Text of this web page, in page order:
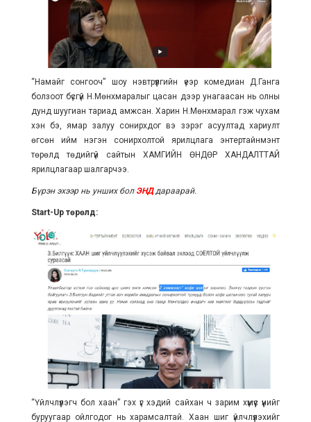
“Намайг сонгооч” шоу нэвтрүүлгийн үеэр комедиан Д.Ганга
болзоот бүсгүй Н.Мөнхмаралыг цасан дээр унагаасан нь олны
дунд шуугиан тариад амжсан. Харин Н.Мөнхмарал гэж чухам
хэн бэ, ямар залуу сонирхдог вэ зэрэг асуултад хариулт
өгсөн ийм нэгэн сонирхолтой ярилцлага энтертайнмэнт
төрөлд төдийгүй сайтын ХАМГИЙН ӨНДӨР ХАНДАЛТТАЙ
ярилцлагаар шалгарчээ.
Бүрэн эхээр нь унших бол ЭНДдараарай.
Start-Up төрөлд:
“Үйлчлүүлэгч бол хаан” гэх үг хэдий сайхан ч зарим хүмүүс үүнийг
буруугаар ойлгодог нь харамсалтай. Хаан шиг үйлчлүүлэхийг